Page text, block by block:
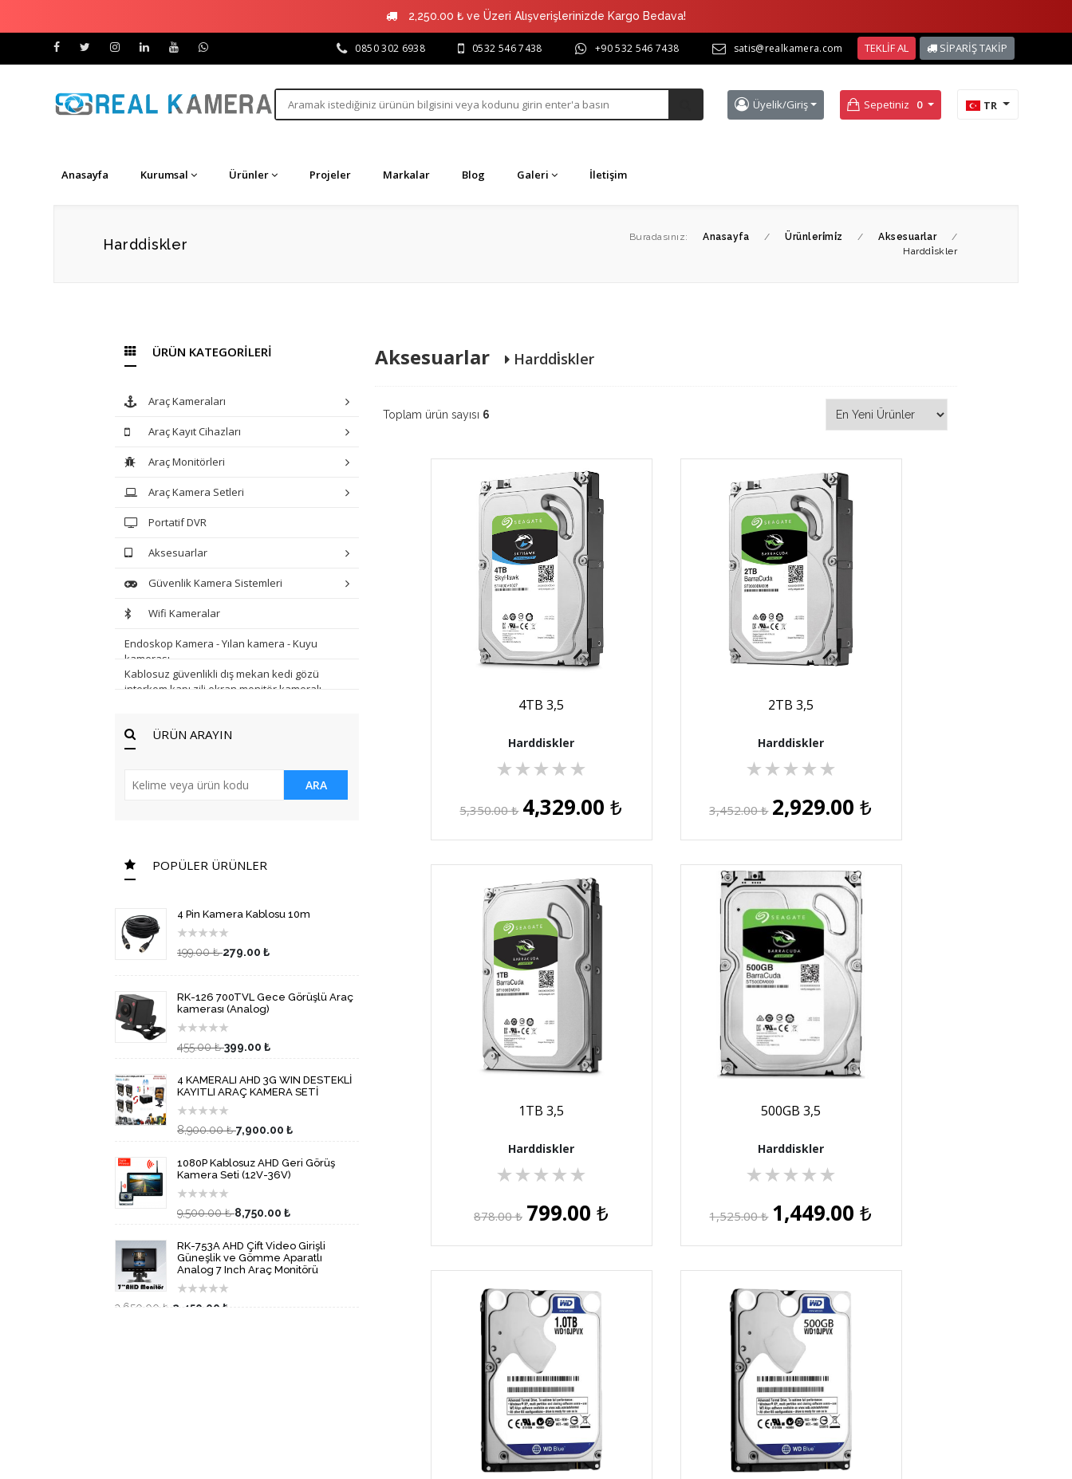
2,250.00 ₺ ve Üzeri Alışverişlerinizde Kargo Bedava!
0850 302 6938 0532 546 7438 +90 532 546 7438 satis@realkamera.com TEKLİF AL SİPARİŞ TAKİP
Üyelik/Giriş Sepetiniz 0 TR
Anasayfa Kurumsal Ürünler Projeler Markalar Blog Galeri İletişim
Harddi̇skler Buradasınız: Anasayfa / Ürünleri̇mi̇z / Aksesuarlar
/
Harddi̇skler
ÜRÜN KATEGORİLERİ
Araç Kameraları
Araç Kayıt Cihazları
Araç Monitörleri
Araç Kamera Setleri
Portatif DVR
Aksesuarlar
Güvenlik Kamera Sistemleri
Wifi Kameralar
Endoskop Kamera - Yılan kamera - Kuyu
kamerası
Kablosuz güvenlikli dış mekan kedi gözü
interkom kapı zili ekran monitör kameralı
ÜRÜN ARAYIN
ARA
POPÜLER ÜRÜNLER
4 Pin Kamera Kablosu 10m
★★★★★
199.00 ₺279.00 ₺
RK-126 700TVL Gece Görüşlü Araç
kamerası (Analog)
★★★★★
455.00 ₺399.00 ₺
4 KAMERALI AHD 3G WIN DESTEKLİ
KAYITLI ARAÇ KAMERA SETİ
★★★★★
8,900.00 ₺7,900.00 ₺
1080P Kablosuz AHD Geri Görüş
Kamera Seti (12V-36V)
★★★★★
9,500.00 ₺8,750.00 ₺
RK-753A AHD Çift Video Girişli
Güneşlik ve Gömme Aparatlı
Analog 7 Inch Araç Monitörü
★★★★★
2,650.00 ₺ 2,450.00 ₺
Aksesuarlar Harddi̇skler
Toplam ürün sayısı 6
4TB 3,5
Harddiskler
★ ★ ★ ★ ★
5,350.00₺ 4,329.00₺
2TB 3,5
Harddiskler
★ ★ ★ ★ ★
3,452.00₺ 2,929.00₺
1TB 3,5
Harddiskler
★ ★ ★ ★ ★
878.00₺ 799.00 ₺
500GB 3,5
Harddiskler
★ ★ ★ ★ ★
1,525.00₺ 1,449.00₺